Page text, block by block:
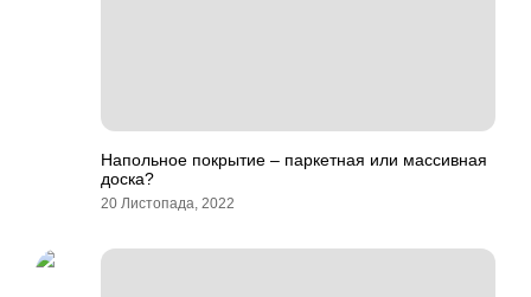
Напольное покрытие – паркетная или массивная
доска?
20 Листопада, 2022